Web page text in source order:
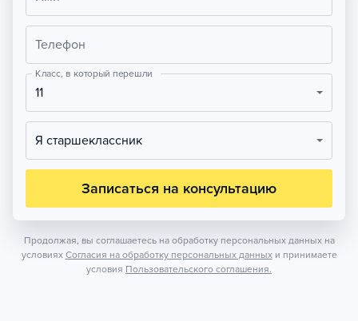
Телефон
Класс, в который перешли
11
Я старшеклассник
Записаться на консультацию
Продолжая, вы соглашаетесь на обработку персональных данных на
условиях Согласия на обработку персональных данных и принимаете
условия Пользовательского соглашения.